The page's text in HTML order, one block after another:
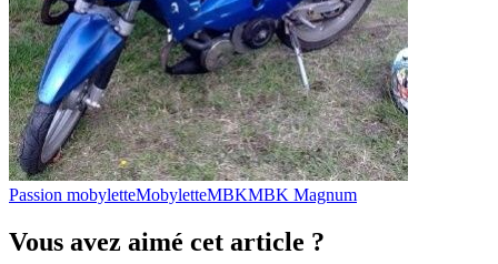
Passion mobyletteMobyletteMBKMBK Magnum
Vous avez aimé cet article ?